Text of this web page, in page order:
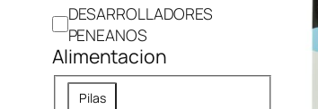
C
a
t
e
DESARROLLADORES
PENEANOS
Alimentacion
Pilas